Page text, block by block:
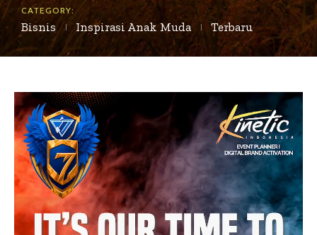
CATEGORY:
Bisnis Inspirasi Anak Muda Terbaru